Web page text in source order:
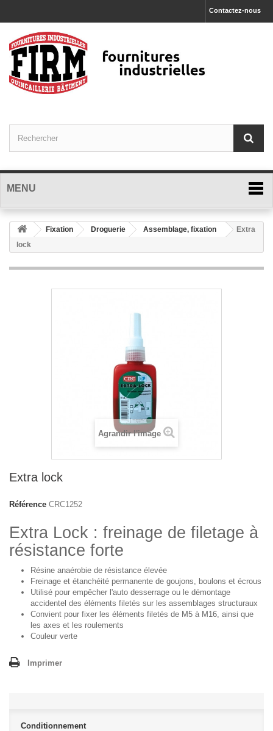
Contactez-nous
MENU
Fixation Droguerie Assemblage, fixation
Extra
lock
Agrandir l'image
Extra lock
Référence CRC1252
Extra Lock : freinage de filetage à
résistance forte
Résine anaérobie de résistance élevée
Freinage et étanchéité permanente de goujons, boulons et écrous
Utilisé pour empêcher l'auto desserrage ou le démontage
accidentel des éléments filetés sur les assemblages structuraux
Convient pour fixer les éléments filetés de M5 à M16, ainsi que
les axes et les roulements
Couleur verte
Imprimer
Conditionnement